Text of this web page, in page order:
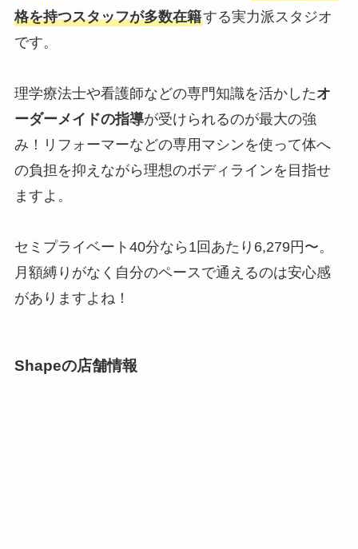
格を持つスタッフが多数在籍する実力派スタジオ
です。
理学療法士や看護師などの専門知識を活かしたオ
ーダーメイドの指導が受けられるのが最大の強
み！リフォーマーなどの専用マシンを使って体へ
の負担を抑えながら理想のボディラインを目指せ
ますよ。
セミプライベート40分なら1回あたり6,279円〜。
月額縛りがなく自分のペースで通えるのは安心感
がありますよね！
Shapeの店舗情報